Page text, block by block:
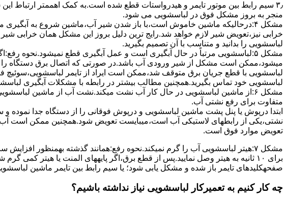
۳٫ ﺳﯿﻢ راﺑﻂ ﺑﯿﻦ ﻣﻮﺗﻮر ﺗﺎﯾﻤﺮ و ﻫﯿﺪرواﺳﺘﺎت ﻗﻄﻊ ﺷﺪه اﺳﺖ.به کمک اهممتر ارﺗﺒﺎط
ﻣﻨﺠﺮ ﺑﻪ ﺑﺮوز مشکل ﻓﻮق در لباسشویی می شود.
مشکل ۴:درحالیکه ﻣﺎﺷﯿﻦ ﺧﺎﻣﻮش اﺳﺖ،ﺑﺎ ﺑﺎز ﺷﺪن ﺷﯿﺮ آب،ﻣﺎﺷﯿﻦ ﺷﺮوع ﺑﻪ
خرابی نیز،تعویض شیر لازم خواهد شد.رایج ترین دلیل بروز این مشکل همان خرابی
لباسشویی را بدانید و متناسب با آن تصمیم بگیرید.
مشکل ۵:لباسشویی مرتباً در ﺣﺎل آﺑﮕﯿﺮی اﺳﺖ و ﻋﻤﻞ آﺑﮕﯿﺮی ﻗﻄﻊ نمیشود.نحوه
میشود،ممکن است مشکل از شیر ورودی آب باشد.در صورتی که اتصال برق دستگاه را
لباسشویی با قطع جریان برق متوقف شد،ممکن است ایراد از تایمر
لباسشویی خود تماس بگیرید.همچنین مطالب بیشتر در رابطه با مشکلات آبگیری
مشکل ۶:از ﻣﺎﺷﯿﻦ لباسشویی در ﺣﺎل ﮐﺎر آب ﻧﺸﺖ میکند.نشت آب از ماشین
متفاوت برای رفع نشتی آب.
ابتدا درپوش یا پنل ﭘﺸﺖ ﻣﺎﺷﯿﻦ لباسشویی و درپوش ﻓﻮﻗﺎﻧﯽ را از دستگاه ﺟﺪا
نشتی،ﯾﮑﯽ از رابطهای ﻻﺳﺘﯿﮑﯽ آب اﺳﺖ،میبایست ﺗﻌﻮﯾﺾ شود.همچنین ﻣﻤﮑﻦ اﺳﺖ آب
ﺗﻌﻮﯾﺾ ﻣﻮارد ﻓﻮق اﺳﺖ.
برای ۱۰ ﺛﺎﻧﯿﻪ ﺑﻪ ﻫﯿﺘﺮ وصل نمایید.ﭘﺲ از ﻗﻄﻊ ﺑﺮق،اﮔﺮ پایههای اﻟﻤﻨﺖ یا هیتر
صفحهکلیدهای ﺗﺎﯾﻤﺮ باز شده و مشکل یابی شود؛ ﯾﺎ ﺳﯿﻢ راﺑﻂ ﺑﯿﻦ ﺗﺎﯾﻤﺮ ماشین
چه کار کنیم به تعمیرکار لباسشویی نیاز نداشته باشیم؟